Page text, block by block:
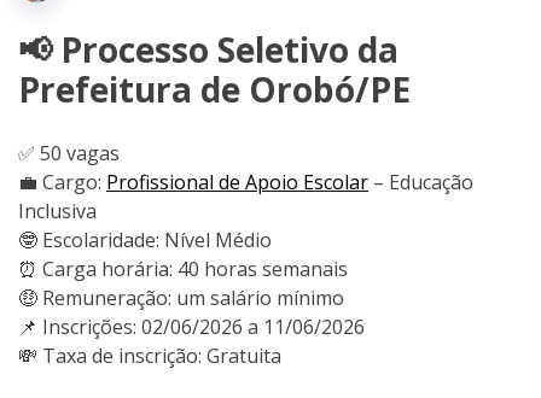
📢 Processo Seletivo da
Prefeitura de Orobó/PE
✅ 50 vagas
💼 Cargo: Profissional de Apoio Escolar – Educação
Inclusiva
🤓 Escolaridade: Nível Médio
⏰ Carga horária: 40 horas semanais
🤑 Remuneração: um salário mínimo
📌 Inscrições: 02/06/2026 a 11/06/2026
💸 Taxa de inscrição: Gratuita